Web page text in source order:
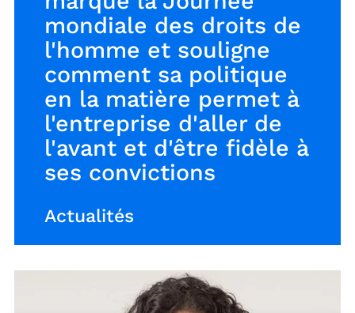
mondiale des droits de
l'homme et souligne
comment sa politique
en la matière permet à
l'entreprise d'aller de
l'avant et d'être fidèle à
ses convictions
Actualités